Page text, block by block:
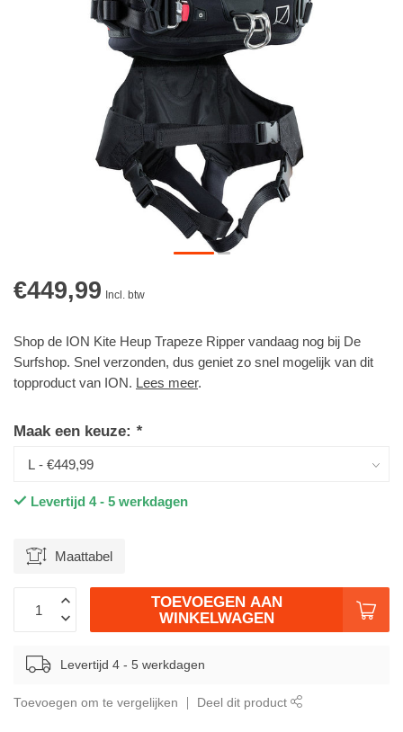
€449,99 Incl. btw
Shop de ION Kite Heup Trapeze Ripper vandaag nog bij De
Surfshop. Snel verzonden, dus geniet zo snel mogelijk van dit
topproduct van ION. Lees meer.
Maak een keuze: *
Levertijd 4 - 5 werkdagen
Maattabel
TOEVOEGEN AAN
WINKELWAGEN
Levertijd 4 - 5 werkdagen
Toevoegen om te vergelijken Deel dit product